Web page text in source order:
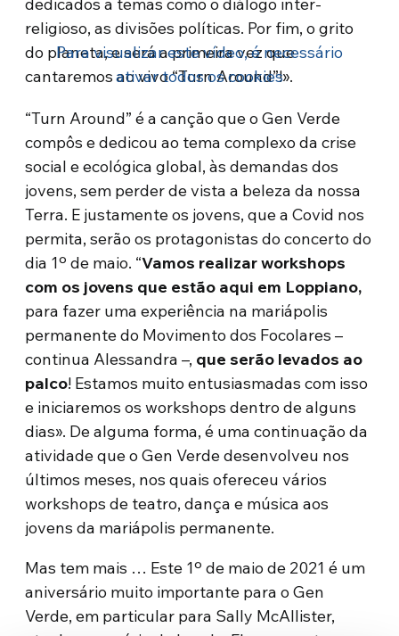
religioso, as divisões políticas. Por fim, o grito
do planeta, e será a primeira vez que
cantaremos ao vivo “Turn Around”!».
Para visualizar este vídeo, é necessário
ativar todos os cookies
“Turn Around” é a canção que o Gen Verde
compôs e dedicou ao tema complexo da crise
social e ecológica global, às demandas dos
jovens, sem perder de vista a beleza da nossa
Terra. E justamente os jovens, que a Covid nos
permita, serão os protagonistas do concerto do
dia 1º de maio. “Vamos realizar workshops
com os jovens que estão aqui em Loppiano,
para fazer uma experiência na mariápolis
permanente do Movimento dos Focolares –
continua Alessandra –, que serão levados ao
palco! Estamos muito entusiasmadas com isso
e iniciaremos os workshops dentro de alguns
dias». De alguma forma, é uma continuação da
atividade que o Gen Verde desenvolveu nos
últimos meses, nos quais ofereceu vários
workshops de teatro, dança e música aos
jovens da mariápolis permanente.
Mas tem mais … Este 1º de maio de 2021 é um
aniversário muito importante para o Gen
Verde, em particular para Sally McAllister,